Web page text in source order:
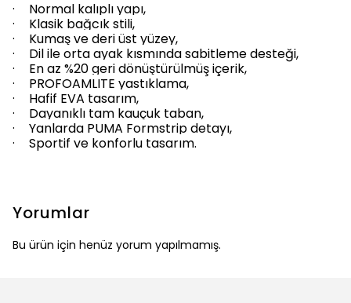
·
Normal kalıplı yapı,
·
Klasik bağcık stili,
·
Kumaş ve deri üst yüzey,
·
Dil ile orta ayak kısmında sabitleme desteği,
·
En az %20 geri dönüştürülmüş içerik,
·
PROFOAMLITE yastıklama,
·
Hafif EVA tasarım,
·
Dayanıklı tam kauçuk taban,
·
Yanlarda PUMA Formstrip detayı,
·
Sportif ve konforlu tasarım.
Yorumlar
Bu ürün için henüz yorum yapılmamış.